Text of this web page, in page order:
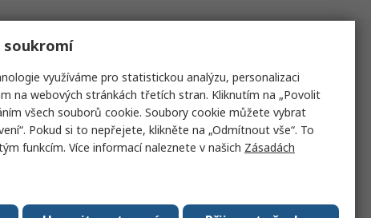
soukromí
využíváme pro statistickou analýzu, personalizaci
na webových stránkách třetích stran. Kliknutím na „Povolit
všech souborů cookie. Soubory cookie můžete vybrat
Pokud si to nepřejete, klikněte na „Odmítnout vše“. To
funkcím. Více informací naleznete v našich Zásadách